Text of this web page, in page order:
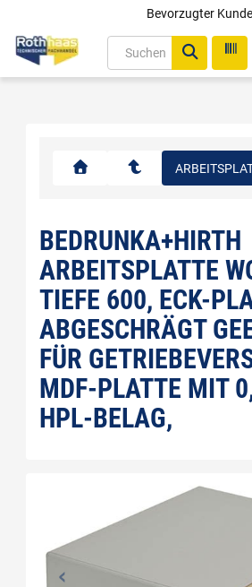
Bevorzugter
BEDRUNKA+HIRTH
ARBEITSPLATTE
TIEFE 600, ECK-
ABGESCHRÄGT
FÜR
MDF-PLATTE MIT
HPL-BELAG,